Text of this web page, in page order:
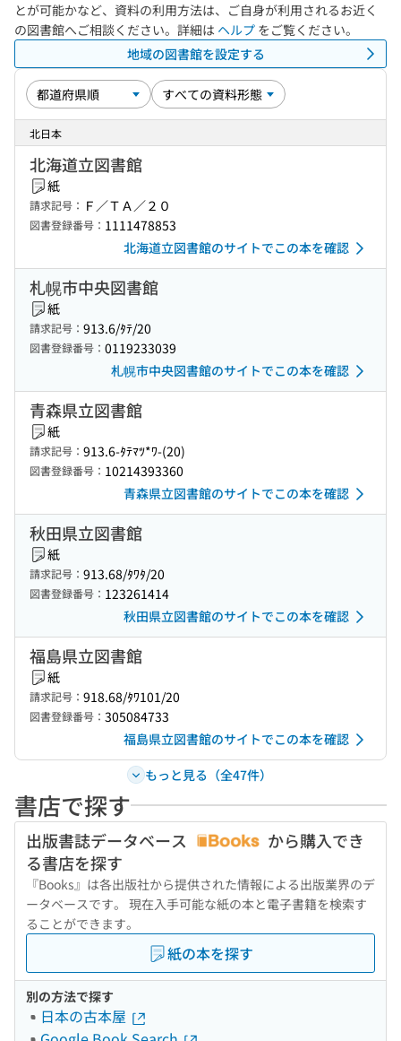
とが可能かなど、資料の利用方法は、ご自身が利用されるお近く
の図書館へご相談ください。詳細は ヘルプ をご覧ください。
地域の図書館を設定する
北日本
北海道立図書館
紙
請求記号： Ｆ／ＴＡ／２０
図書登録番号： 1111478853
北海道立図書館のサイトでこの本を確認
札幌市中央図書館
紙
請求記号： 913.6/ﾀﾃ/20
図書登録番号： 0119233039
札幌市中央図書館のサイトでこの本を確認
青森県立図書館
紙
請求記号： 913.6-ﾀﾃﾏﾂ*ﾜ-(20)
図書登録番号： 10214393360
青森県立図書館のサイトでこの本を確認
秋田県立図書館
紙
請求記号： 913.68/ﾀﾜﾀ/20
図書登録番号： 123261414
秋田県立図書館のサイトでこの本を確認
福島県立図書館
紙
請求記号： 918.68/ﾀﾜ101/20
図書登録番号： 305084733
福島県立図書館のサイトでこの本を確認
もっと見る（全47件）
書店で探す
出版書誌データベース
から購入でき
る書店を探す
『Books』は各出版社から提供された情報による出版業界のデ
ータベースです。 現在入手可能な紙の本と電子書籍を検索す
ることができます。
紙の本を探す
別の方法で探す
日本の古本屋